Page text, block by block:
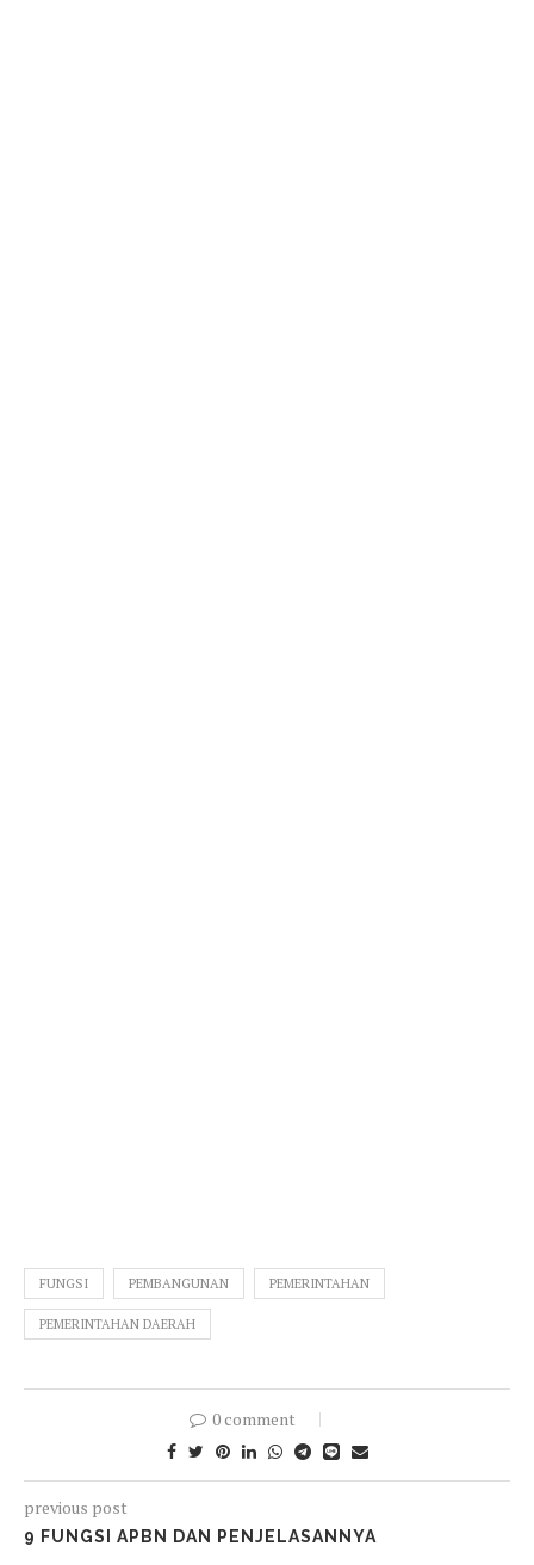
FUNGSI PEMBANGUNAN PEMERINTAHAN
PEMERINTAHAN DAERAH
0 comment
previous post
9 FUNGSI APBN DAN PENJELASANNYA